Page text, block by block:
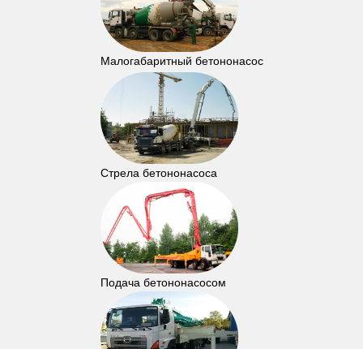
Малогабаритный бетононасос
Стрела бетононасоса
Подача бетононасосом